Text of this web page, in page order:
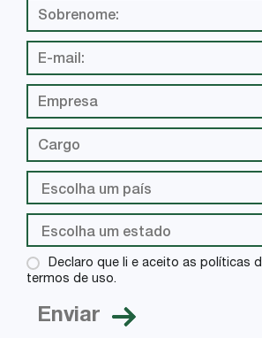
Declaro que li e aceito as políticas
termos de uso.